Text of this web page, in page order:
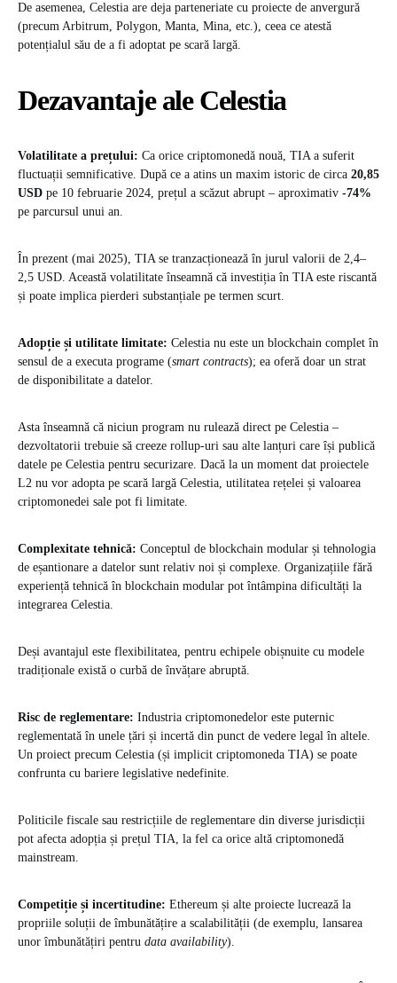
De asemenea, Celestia are deja parteneriate cu proiecte de anvergură
(precum Arbitrum, Polygon, Manta, Mina, etc.), ceea ce atestă
potențialul său de a fi adoptat pe scară largă.
Dezavantaje ale Celestia
Volatilitate a prețului: Ca orice criptomonedă nouă, TIA a suferit
fluctuații semnificative. După ce a atins un maxim istoric de circa 20,85
USD pe 10 februarie 2024, prețul a scăzut abrupt – aproximativ -74%
pe parcursul unui an.
În prezent (mai 2025), TIA se tranzacționează în jurul valorii de 2,4–
2,5 USD. Această volatilitate înseamnă că investiția în TIA este riscantă
și poate implica pierderi substanțiale pe termen scurt.
Adopție și utilitate limitate: Celestia nu este un blockchain complet în
sensul de a executa programe (smart contracts); ea oferă doar un strat
de disponibilitate a datelor.
Asta înseamnă că niciun program nu rulează direct pe Celestia –
dezvoltatorii trebuie să creeze rollup-uri sau alte lanțuri care își publică
datele pe Celestia pentru securizare. Dacă la un moment dat proiectele
L2 nu vor adopta pe scară largă Celestia, utilitatea rețelei și valoarea
criptomonedei sale pot fi limitate.
Complexitate tehnică: Conceptul de blockchain modular și tehnologia
de eșantionare a datelor sunt relativ noi și complexe. Organizațiile fără
experiență tehnică în blockchain modular pot întâmpina dificultăți la
integrarea Celestia.
Deși avantajul este flexibilitatea, pentru echipele obișnuite cu modele
tradiționale există o curbă de învățare abruptă.
Risc de reglementare: Industria criptomonedelor este puternic
reglementată în unele țări și incertă din punct de vedere legal în altele.
Un proiect precum Celestia (și implicit criptomoneda TIA) se poate
confrunta cu bariere legislative nedefinite.
Politicile fiscale sau restricțiile de reglementare din diverse jurisdicții
pot afecta adopția și prețul TIA, la fel ca orice altă criptomonedă
mainstream.
Competiție și incertitudine: Ethereum și alte proiecte lucrează la
propriile soluții de îmbunătățire a scalabilității (de exemplu, lansarea
unor îmbunătățiri pentru data availability).